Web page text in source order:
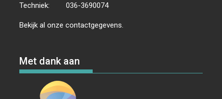
Techniek:
036-3690074
Bekijk al onzecontactgegevens
Met dank aan